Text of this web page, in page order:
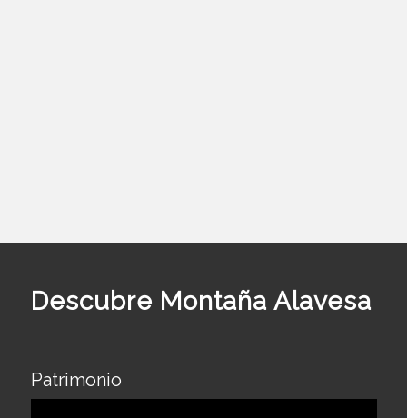
Descubre Montaña Alavesa
Patrimonio